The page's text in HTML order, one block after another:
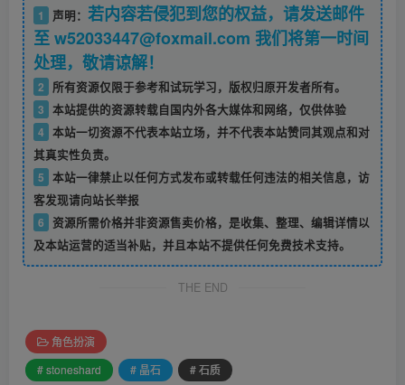
1 声明： 若内容若侵犯到您的权益，请发送邮件
至 w52033447@foxmail.com 我们将第一时间
处理，敬请谅解！
2
所有资源仅限于参考和试玩学习，版权归原开发者所有。
3 本站提供的资源转载自国内外各大媒体和网络，仅供体验
4 本站一切资源不代表本站立场，并不代表本站赞同其观点和对
其真实性负责。
5 本站一律禁止以任何方式发布或转载任何违法的相关信息，访
客发现请向站长举报
6
资源所需价格并非资源售卖价格，是收集、整理、编辑详情以
及本站运营的适当补贴，并且本站不提供任何免费技术支持。
THE END
角色扮演
# stoneshard
# 晶石 # 石质